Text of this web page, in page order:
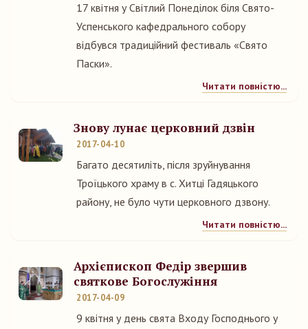
17 квітня у Світлий Понеділок біля Свято-
Успенського кафедрального собору
відбувся традиційний фестиваль «Свято
Паски».
Читати повністю...
Знову лунає церковний дзвін
2017-04-10
Багато десятиліть, після зруйнування
Троїцького храму в с. Хитці Гадяцького
району, не було чути церковного дзвону.
Читати повністю...
Архієпископ Федір звершив
святкове Богослужіння
2017-04-09
9 квітня у день свята Входу Господнього у